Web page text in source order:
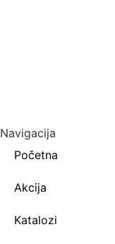
Navigacija
Početna
Akcija
Katalozi